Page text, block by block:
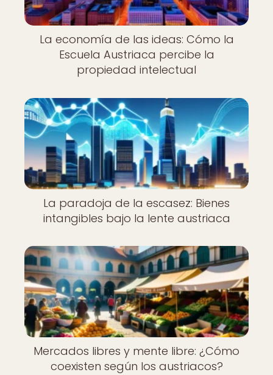
La economía de las ideas: Cómo la
Escuela Austriaca percibe la
propiedad intelectual
La paradoja de la escasez: Bienes
intangibles bajo la lente austriaca
Mercados libres y mente libre: ¿Cómo
coexisten según los austriacos?